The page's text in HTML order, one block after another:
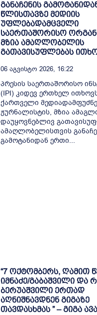
განაჩენის
წლისთავზე მედიის
უფლებადამცველი
საერთაშორისო
მზია ამაღლობელის
გათავისუფლებას
06 Აგვისტო 2026, 16:22
პრესის საერთაშორისო
(IPI) კიდევ ერთხელ
ქართველი
ჟურნალისტის, მზია
დაუყოვნებლივ
ამაღლობელისთვის
გამოტანიდან ერთი...
“7 ოქტომბერს, ღამით
იმნაძე/გაბაშვილი და
ბერუაშვილი ერთად
აღნიშნავდნენ გიგაზე
თავდასხმას ” – გიგა